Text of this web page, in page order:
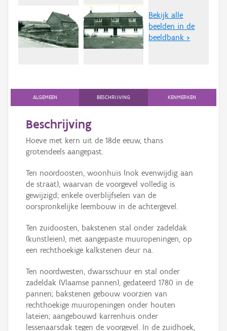
Bekijk alle
beelden in de
beeldbank >
ALGEMEEN BESCHRIJVING KENMERKEN
Beschrijving
Hoeve met kern uit de 18de eeuw, thans
grotendeels aangepast.
Ten noordoosten, woonhuis (nok evenwijdig aan
de straat), waarvan de voorgevel volledig is
gewijzigd; enkele overblijfselen van de
oorspronkelijke leembouw in de achtergevel.
Ten zuidoosten, bakstenen stal onder zadeldak
(kunstleien), met aangepaste muuropeningen, op
een rechthoekige kalkstenen deur na.
Ten noordwesten, dwarsschuur en stal onder
zadeldak (Vlaamse pannen), gedateerd 1780 in de
pannen; bakstenen gebouw voorzien van
rechthoekige muuropeningen onder houten
lateien; aangebouwd karrenhuis onder
lessenaarsdak tegen de voorgevel. In de zuidhoek,